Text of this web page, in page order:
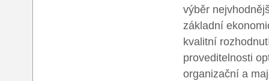
výběr
základní
kvalitní
proveditelnosti
organizační a